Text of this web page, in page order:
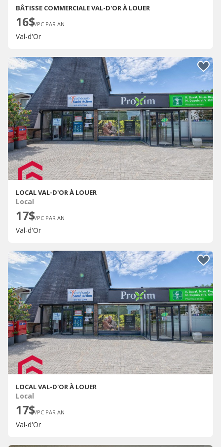
BÂTISSE COMMERCIALE VAL-D'OR À LOUER
16$/PC PAR AN
Val-d'Or
LOCAL VAL-D'OR À LOUER
Local
17$/PC PAR AN
Val-d'Or
LOCAL VAL-D'OR À LOUER
Local
17$/PC PAR AN
Val-d'Or